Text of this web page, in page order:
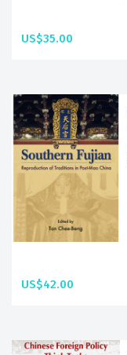
US$35.00
US$42.00